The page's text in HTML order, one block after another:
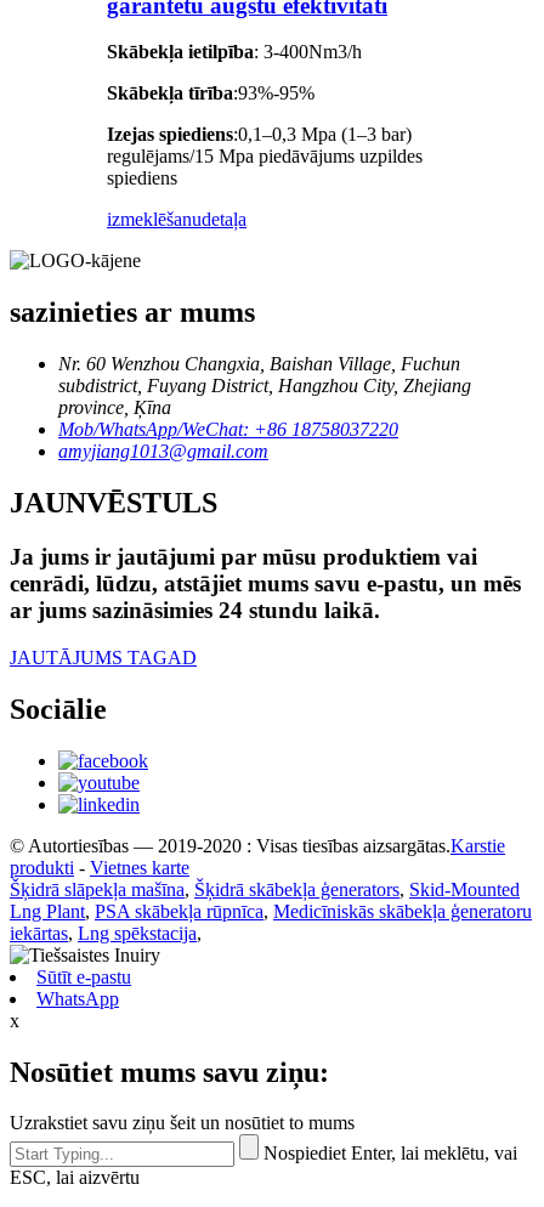
garantētu augstu efektivitāti
Skābekļa ietilpība: 3-400Nm3/h
Skābekļa tīrība:93%-95%
Izejas spiediens:0,1–0,3 Mpa (1–3 bar)
regulējams/15 Mpa piedāvājums uzpildes
spiediens
izmeklēšanudetaļa
sazinieties ar mums
Nr. 60 Wenzhou Changxia, Baishan Village, Fuchun
subdistrict, Fuyang District, Hangzhou City, Zhejiang
province, Ķīna
Mob/WhatsApp/WeChat: +86 18758037220
amyjiang1013@gmail.com
JAUNVĒSTULS
Ja jums ir jautājumi par mūsu produktiem vai
cenrādi, lūdzu, atstājiet mums savu e-pastu, un mēs
ar jums sazināsimies 24 stundu laikā.
JAUTĀJUMS TAGAD
Sociālie
© Autortiesības — 2019-2020 : Visas tiesības aizsargātas.Karstie
produkti - Vietnes karte
Šķidrā slāpekļa mašīna, Šķidrā skābekļa ģenerators, Skid-Mounted
Lng Plant, PSA skābekļa rūpnīca, Medicīniskās skābekļa ģeneratoru
iekārtas, Lng spēkstacija,
Sūtīt e-pastu
WhatsApp
x
Nosūtiet mums savu ziņu:
Uzrakstiet savu ziņu šeit un nosūtiet to mums
Nospiediet Enter, lai meklētu, vai
ESC, lai aizvērtu